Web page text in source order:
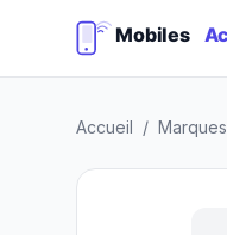
Accueil / Marques